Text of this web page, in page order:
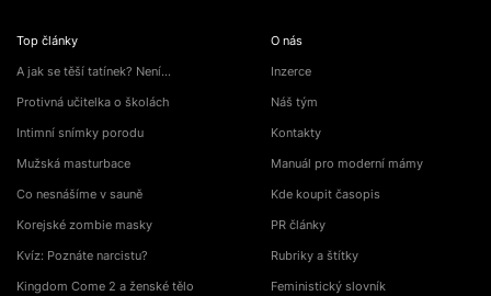
Top články
A jak se těší tatínek? Není…
Protivná učitelka o školách
Intimní snímky porodu
Mužská masturbace
Co nesnášíme v sauně
Korejské zombie masky
Kvíz: Poznáte narcistu?
Kingdom Come 2 a ženské tělo
O nás
Inzerce
Náš tým
Kontakty
Manuál pro moderní mámy
Kde koupit časopis
PR články
Rubriky a štítky
Feministický slovník